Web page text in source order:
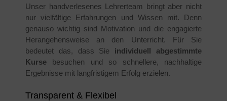
Unser handverlesenes Lehrerteam bringt aber nicht
nur vielfältige Erfahrungen und Wissen mit. Denn
genauso wichtig sind Motivation und die engagierte
Herangehensweise an den Unterricht. Für Sie
bedeutet das, dass Sie individuell abgestimmte
Kurse besuchen und so schnellere, nachhaltige
Ergebnisse mit langfristigem Erfolg erzielen.
Transparent & Flexibel